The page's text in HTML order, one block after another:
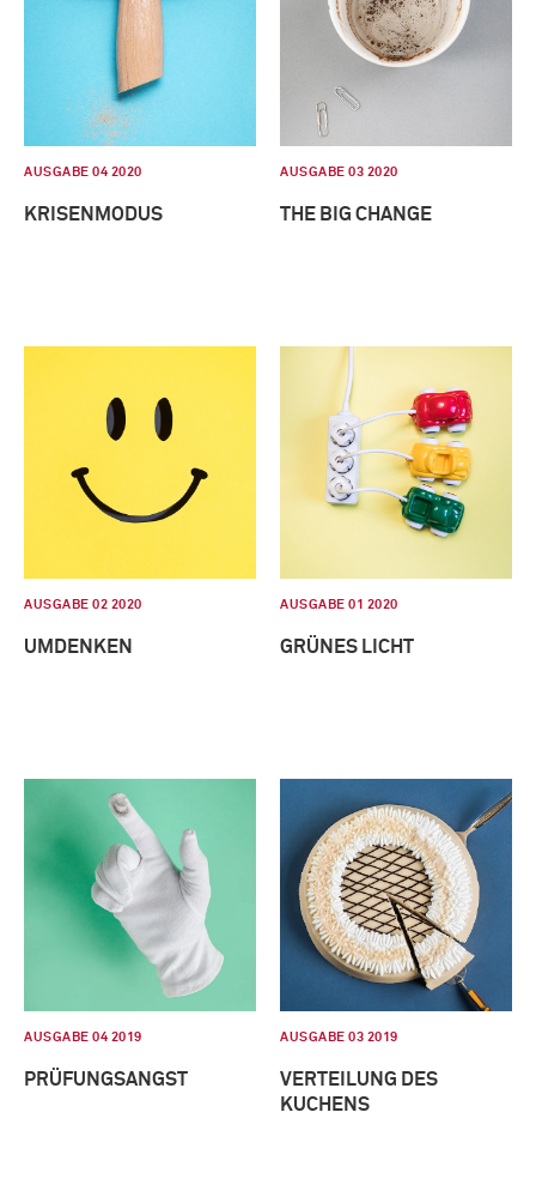
AUSGABE 04 2020
KRISENMODUS
AUSGABE 03 2020
THE BIG CHANGE
AUSGABE 02 2020
UMDENKEN
AUSGABE 01 2020
GRÜNES LICHT
AUSGABE 04 2019
PRÜFUNGSANGST
AUSGABE 03 2019
VERTEILUNG DES
KUCHENS